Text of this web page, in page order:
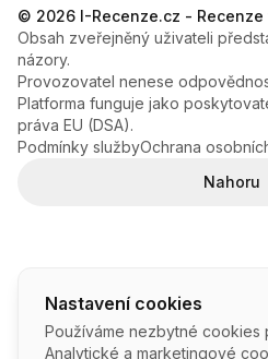
Nastavení cookies
Používáme nezbytné cookies
Analytické a marketingové
© 2026 I-Recenze.cz -
Obsah zveřejněný uživateli
názory.
Provozovatel nenese
Platforma funguje jako
práva EU (DSA).
Podmínky službyOchrana
Nahoru